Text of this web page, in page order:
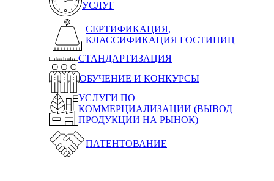
УСЛУГ
СЕРТИФИКАЦИЯ,
КЛАССИФИКАЦИЯ ГОСТИНИЦ
СТАНДАРТИЗАЦИЯ
ОБУЧЕНИЕ И КОНКУРСЫ
УСЛУГИ ПО
КОММЕРЦИАЛИЗАЦИИ (ВЫВОД
ПРОДУКЦИИ НА РЫНОК)
ПАТЕНТОВАНИЕ